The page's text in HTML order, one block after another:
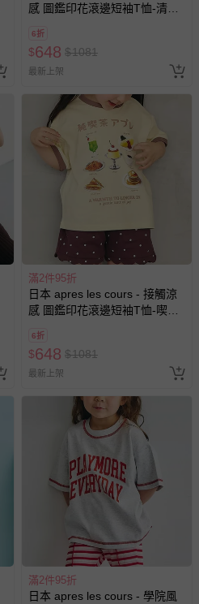
感 圖鑑印花滾邊短袖T恤-清涼
6折
$648 $1081
最新上架
滿2件95折
日本 apres les cours - 接觸涼
感 圖鑑印花滾邊短袖T恤-喫茶
6折
$648 $1081
最新上架
滿2件95折
日本 apres les cours - 學院風